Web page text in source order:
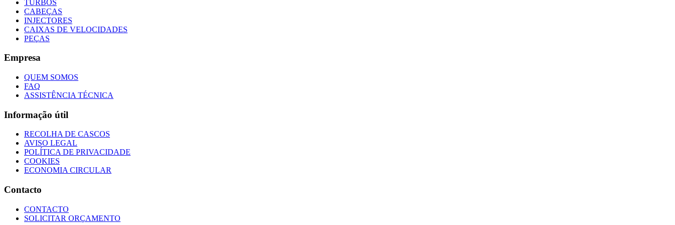
TURBOS
CABEÇAS
INJECTORES
CAIXAS DE VELOCIDADES
PEÇAS
Empresa
QUEM SOMOS
FAQ
ASSISTÊNCIA TÉCNICA
Informação útil
RECOLHA DE CASCOS
AVISO LEGAL
POLÍTICA DE PRIVACIDADE
COOKIES
ECONOMIA CIRCULAR
Contacto
CONTACTO
SOLICITAR ORÇAMENTO